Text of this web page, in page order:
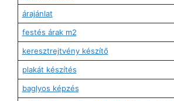
árajánlat
festés árak m2
keresztrejtvény készítő
plakát készítés
baglyos képzés